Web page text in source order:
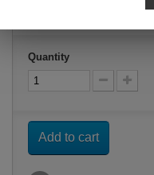
tax
Quantity
Add to cart